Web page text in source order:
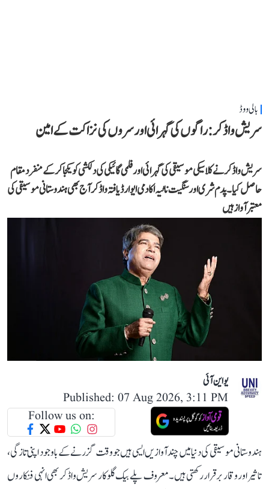
بالی ووڈ
سریش واڈکر: راگوں کی گہرائی اور سروں کی نزاکت کے امین
سریش واڈکر نے کلاسیکی موسیقی کی گہرائی اور فلمی گائیکی کی دلکشی کو یکجا کر کے منفرد مقام
حاصل کیا۔ پدم شری اور سنگیت ناٹیہ اکادمی ایوارڈ یافتہ واڈکر آج بھی ہندوستانی موسیقی کی
معتبر آواز ہیں
یو این آئی
Published: 07 Aug 2026, 3:11 PM
Follow us on:
ہندوستانی موسیقی کی دنیا میں چند آوازیں ایسی ہیں جو وقت گزرنے کے باوجود اپنی تازگی،
تاثیر اور وقار برقرار رکھتی ہیں۔ معروف پلے بیک گلوکار سریش واڈکر بھی انہی فنکاروں